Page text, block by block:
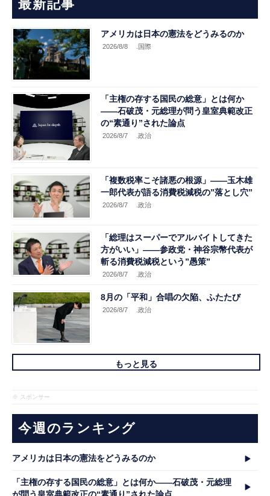
最新記事
アメリカは日本の憲法をどうみるのか
2026/8/8 .国際
「主権の存する国民の総意」とは何か
――石破茂・元総理が問う皇室典範改正
の“素通り”された論点
2026/8/7 .政治
「複数税率こそ諸悪の根源」――玉木雄
一郎代表が語る消費税減税の”落とし穴”
2026/8/7 .政治
「総理はスーパーでアルバイトしてきた
方がいい」――参政党・神谷宗幣代表が
斬る消費税減税という”愚策”
2026/8/7 .政治
8月の「平和」合唱の欠陥、ふたたび
2026/8/7 .政治
もっと見る
※ スポンサー
今週のランキング
アメリカは日本の憲法をどうみるのか
「主権の存する国民の総意」とは何か――石破茂・元総理